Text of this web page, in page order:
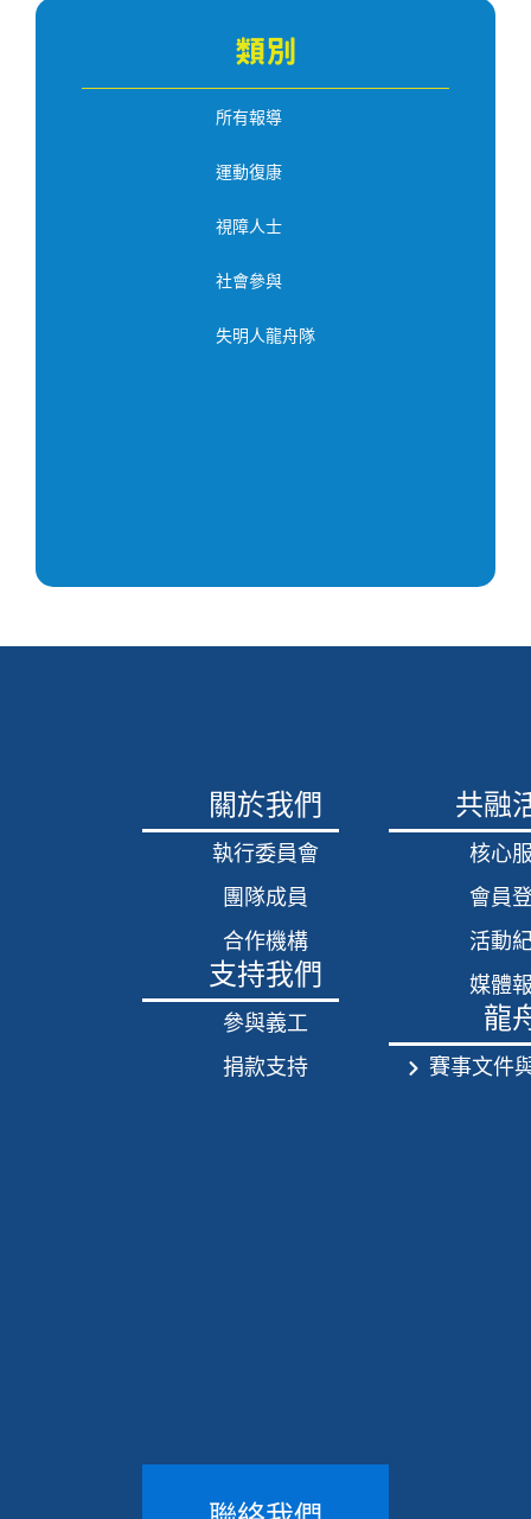
類別
所有報導
運動復康
視障人士
社會參與
失明人龍舟隊
關於我們
執行委員會
團隊成員
合作機構
支持我們
參與義工
捐款支持
共融
核心
會員
活動
媒體
龍
賽事文件